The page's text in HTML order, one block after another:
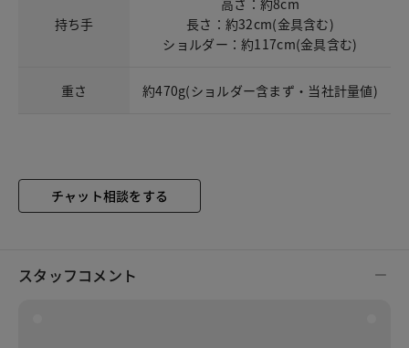
持ち手
長さ：約32cm(金具含む)
ショルダー：約117cm(金具含む)
重さ 約470g(ショルダー含まず・当社計量値)
チャット相談をする
スタッフコメント